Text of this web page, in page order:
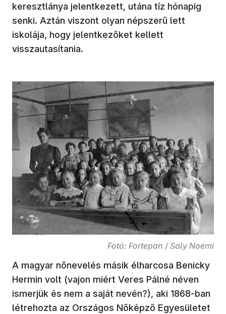
keresztlánya jelentkezett, utána tíz hónapig
senki. Aztán viszont olyan népszerű lett
iskolája, hogy jelentkezőket kellett
visszautasítania.
Fotó: Fortepan / Saly Noémi
A magyar nőnevelés másik élharcosa Benicky
Hermin volt (vajon miért Veres Pálné néven
ismerjük és nem a saját nevén?), aki 1868-ban
létrehozta az Országos Nőképző Egyesületet